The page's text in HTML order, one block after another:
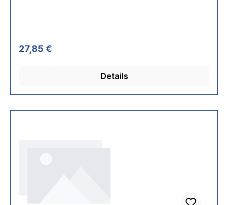
Regulärer Preis:
27,85 €
Details